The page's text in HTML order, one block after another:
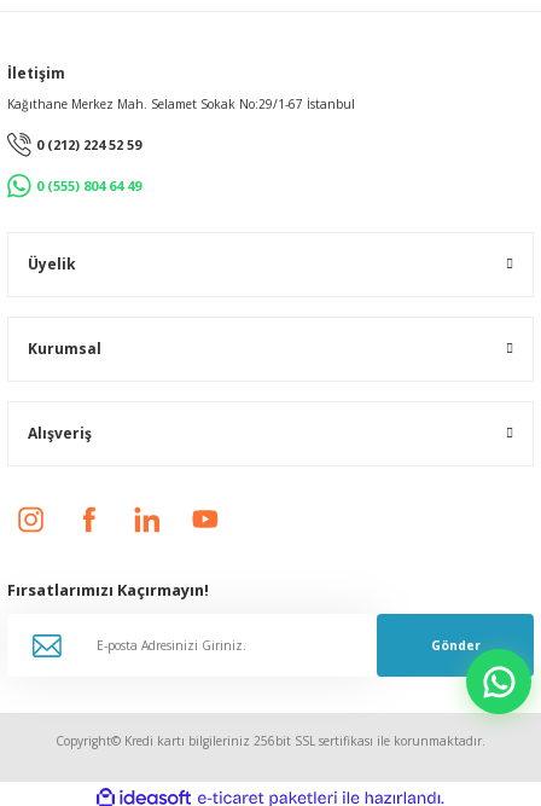
İletişim
Kağıthane Merkez Mah. Selamet Sokak No:29/1-67 İstanbul
0 (212) 224 52 59
0 (555) 804 64 49
Üyelik
Kurumsal
Alışveriş
Fırsatlarımızı Kaçırmayın!
Gönder
Copyright© Kredi kartı bilgileriniz 256bit SSL sertifikası ile korunmaktadır.
ideasoft e-